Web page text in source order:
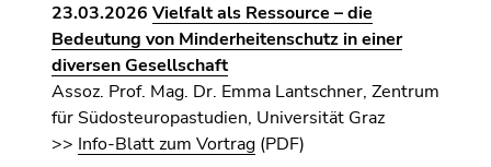
23.03.2026 Vielfalt als Ressource – die
Bedeutung von Minderheitenschutz in einer
diversen Gesellschaft
Assoz. Prof. Mag. Dr. Emma Lantschner, Zentrum
für Südosteuropastudien, Universität Graz
>> Info-Blatt zum Vortrag (PDF)